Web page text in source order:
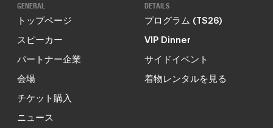
GENERAL
トップページ
スピーカー
パートナー企業
会場
チケット購入
ニュース
DETAILS
プログラム (TS26)
VIP Dinner
サイドイベント
着物レンタルを見る